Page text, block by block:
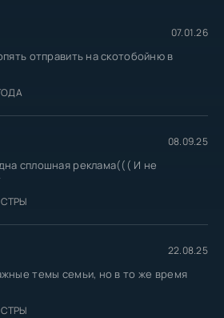
07.01.26
отправить на скотобойню в
08.09.25
сплошная реклама((( И не
22.08.25
темы семьи, но в то же время